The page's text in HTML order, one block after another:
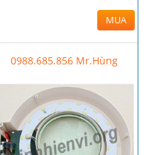
MUA
0988.685.856 Mr.Hùng